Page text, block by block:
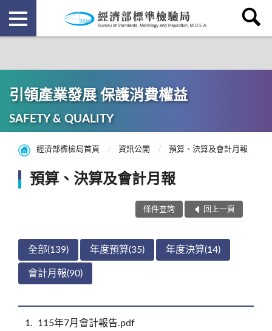
引領產業發展 保護消費權益
SAFETY & QUALITY
經濟部標檢局首頁 資訊公開 預算、決算及會計月報
預算、決算及會計月報
條件查詢 回上一頁
全部(139) 年度預算(35) 年度決算(14)
會計月報(90)
1 115年7月會計報告.pdf